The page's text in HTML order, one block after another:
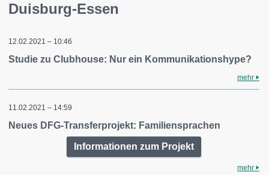
Duisburg-Essen
12.02.2021 – 10:46
Studie zu Clubhouse: Nur ein Kommunikationshype?
mehr
11.02.2021 – 14:59
Neues DFG-Transferprojekt: Familiensprachen
Informationen zum Projekt
mehr